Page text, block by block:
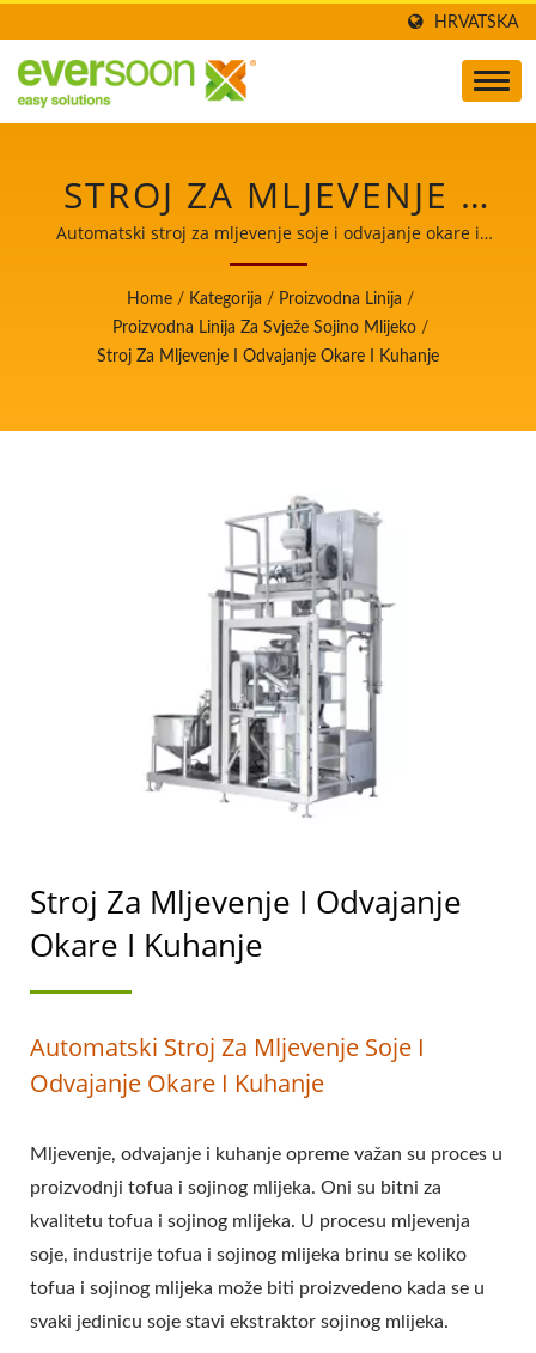
HRVATSKA
STROJ ZA MLJEVENJE I
ODVAJANJE OKARE TE
KUHANJE JEDAN JE OD
STROJEVA U LINIJI ZA
SOJINOG MLIJEKA. /
VODITELJ
AUTOMATSKIH
STROJEVA ZA
PROIZVODNJU TOFUA I
SOJINOG MLIJEKA S
NAJVIŠIM PRIORITETOM
NA SIGURNOSTI
HRANE.
Automatski stroj za mljevenje soje i odvajanje okare i
kuhanje / Voditelj automatskih strojeva za proizvodnju
tofua i sojinog mlijeka s najvišim prioritetom na
sigurnosti hrane.
Home / Kategorija / Proizvodna Linija /
Proizvodna Linija Za Svježe Sojino Mlijeko /
Stroj Za Mljevenje I Odvajanje Okare I Kuhanje
Stroj Za Mljevenje I Odvajanje
Okare I Kuhanje
Automatski Stroj Za Mljevenje Soje I
Odvajanje Okare I Kuhanje
Mljevenje, odvajanje i kuhanje opreme važan su proces u
proizvodnji tofua i sojinog mlijeka. Oni su bitni za
kvalitetu tofua i sojinog mlijeka. U procesu mljevenja
soje, industrije tofua i sojinog mlijeka brinu se koliko
tofua i sojinog mlijeka može biti proizvedeno kada se u
svaki jedinicu soje stavi ekstraktor sojinog mlijeka.